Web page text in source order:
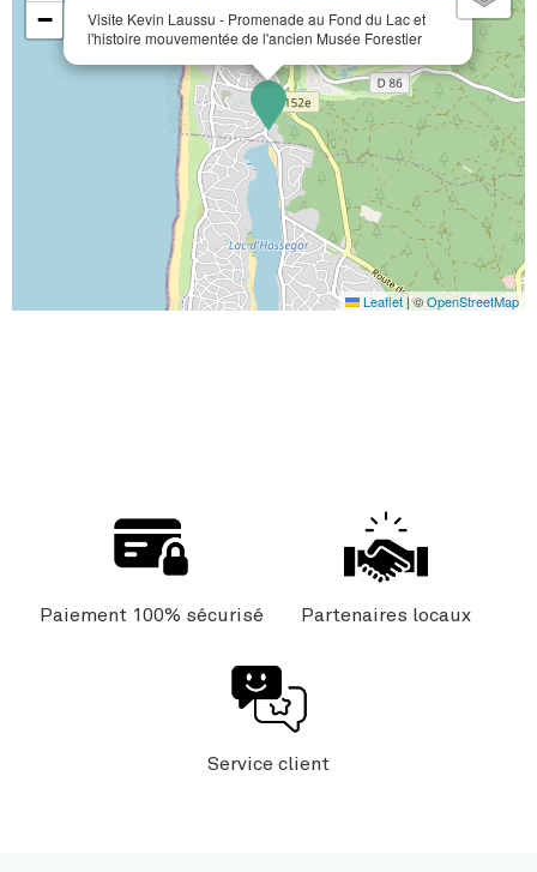
Visite Kevin Laussu - Promenade au Fond du Lac et
l'histoire mouvementée de l'ancien Musée Forestier
−
Leaflet|©OpenStreetMap
Paiement 100% sécurisé Partenaires locaux
Service client